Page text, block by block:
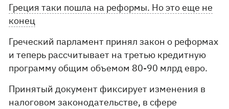
Греция таки пошла на реформы. Но это еще не
конец
Греческий парламент принял закон о реформах
и теперь рассчитывает на третью кредитную
программу общим объемом 80-90 млрд евро.
Принятый документ фиксирует изменения в
налоговом законодательстве, в сфере